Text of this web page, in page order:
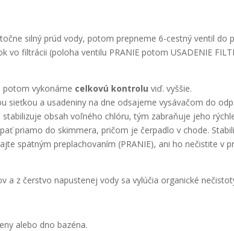
silný prúd vody, potom prepneme 6-cestný ventil do
filtrácii (poloha ventilu PRANIE potom USADENIE
potom vykonáme celkovú kontrolu viď. vyššie.
sieťkou a usadeniny na dne odsajeme vysávačom do
obsah voľného chlóru, tým zabraňuje jeho
priamo do skimmera, pričom je čerpadlo v chode.
spätným preplachovaním (PRANIE), ani ho nečistite v
a z čerstvo napustenej vody sa vylúčia organické
alebo dno bazéna.